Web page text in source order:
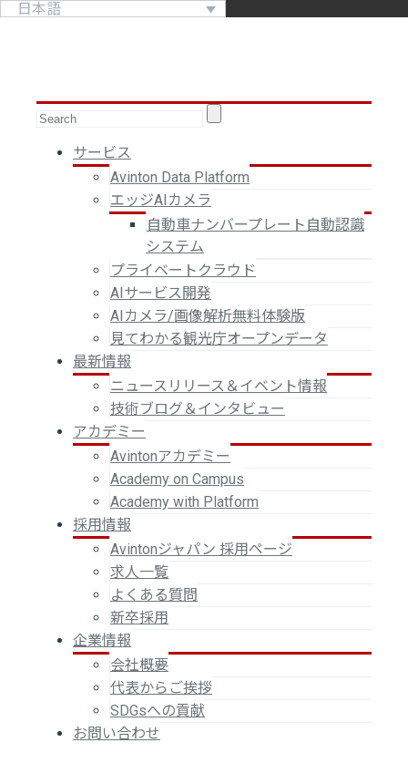
日本語
サービス
Avinton Data Platform
エッジAIカメラ
自動車ナンバープレート自動認識
システム
プライベートクラウド
AIサービス開発
AIカメラ/画像解析無料体験版
見てわかる観光庁オープンデータ
最新情報
ニュースリリース＆イベント情報
技術ブログ＆インタビュー
アカデミー
Avintonアカデミー
Academy on Campus
Academy with Platform
採用情報
Avintonジャパン 採用ページ
求人一覧
よくある質問
新卒採用
企業情報
会社概要
代表からご挨拶
SDGsへの貢献
お問い合わせ